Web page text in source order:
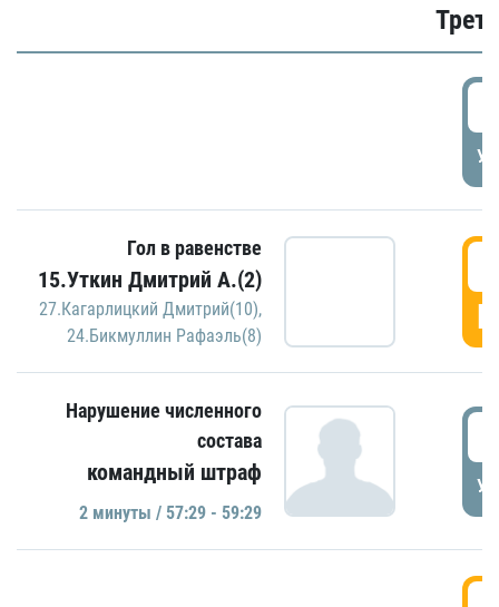
Гол в равенстве
15.Уткин Дмитрий А.(2)
27.Кагарлицкий Дмитрий(10),
24.Бикмуллин Рафаэль(8)
Нарушение численного
состава
командный штраф
2 минуты / 57:29 - 59:29